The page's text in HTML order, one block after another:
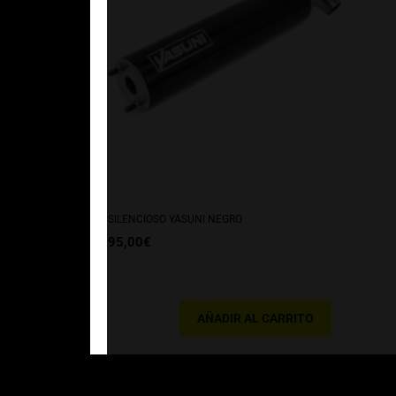
SILENCIOSO YASUNI NEGRO
95,00€